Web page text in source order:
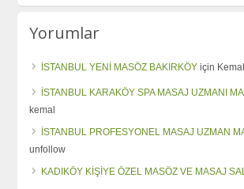
Yorumlar
İSTANBUL YENİ MASÖZ BAKIRKÖY için Kemal
İSTANBUL KARAKÖY SPA MASAJ UZMANI
kemal
İSTANBUL PROFESYONEL MASAJ UZMAN
unfollow
KADIKÖY KİŞİYE ÖZEL MASÖZ VE MASAJ